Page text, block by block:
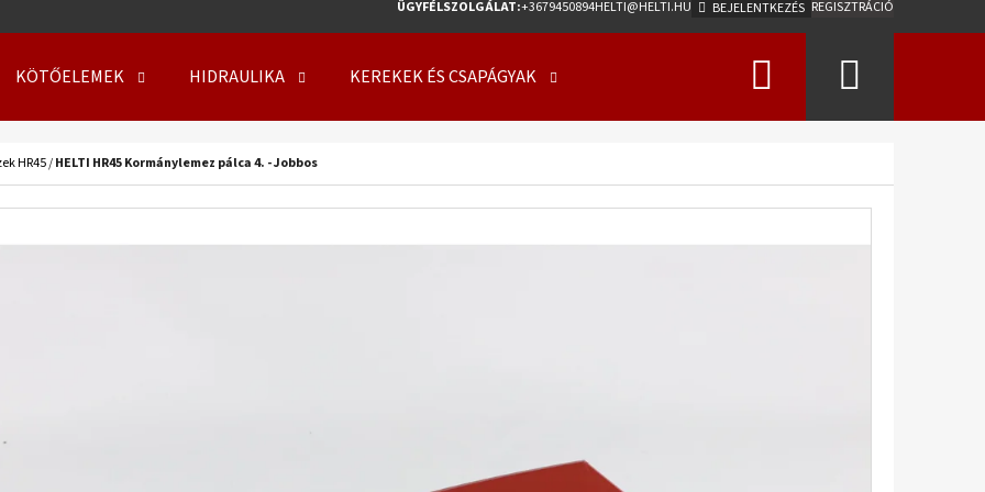
ÜGYFÉLSZOLGÁLAT:+3679450894HELTI@HELTI.HU BEJELENTKEZÉS REGISZTRÁCIÓ
KÖTŐELEMEK HIDRAULIKA KEREKEK ÉS CSAPÁGYAK Keresés
HR45/HELTI HR45 Kormánylemez pálca 4. - Jobbos
A8, FLOTATION 648 + 6X17.0/161/205 ET0